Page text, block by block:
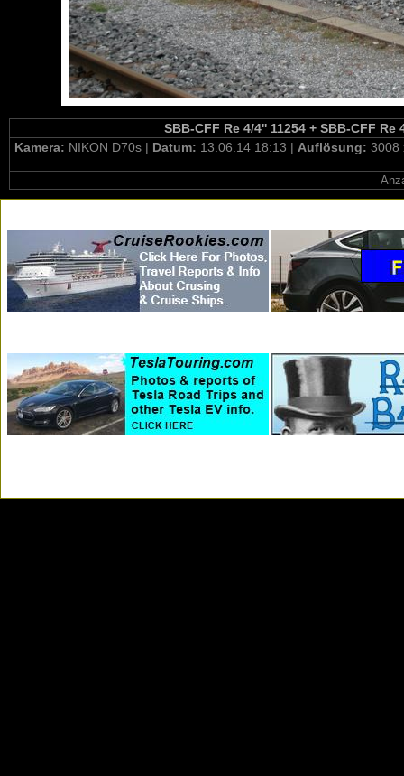
SBB-CFF Re 4/4'' 11254 + SBB-CFF
Kamera: NIKON D70s | Datum: 13.06.14 18:13 | Auflösung: 3008